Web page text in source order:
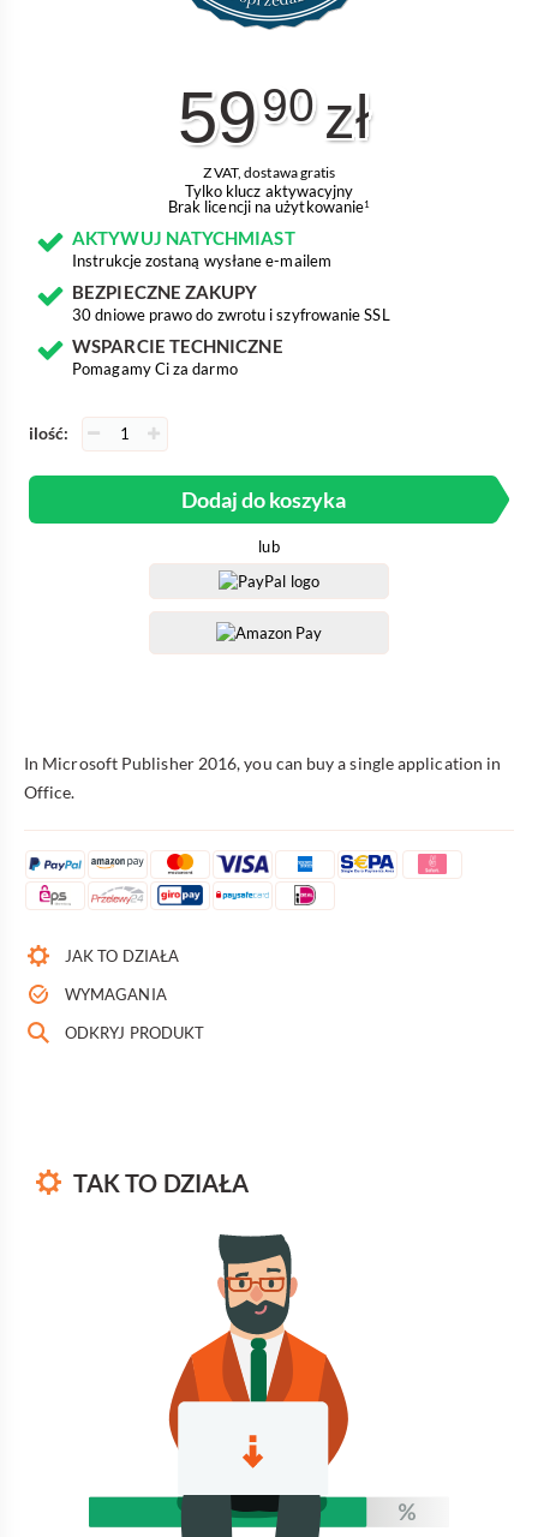
In Microsoft Publisher 2016, you can buy a single application in
Office.
JAK TO DZIAŁA
WYMAGANIA
ODKRYJ PRODUKT
5990 zł
Z VAT, dostawa gratis
Tylko klucz aktywacyjny
Brak licencji na użytkowanie1
AKTYWUJ NATYCHMIAST
Instrukcje zostaną wysłane e-mailem
BEZPIECZNE ZAKUPY
30 dniowe prawo do zwrotu i szyfrowanie SSL
WSPARCIE TECHNICZNE
Pomagamy Ci za darmo
ilość:
Dodaj do koszyka
lub
TAK TO DZIAŁA